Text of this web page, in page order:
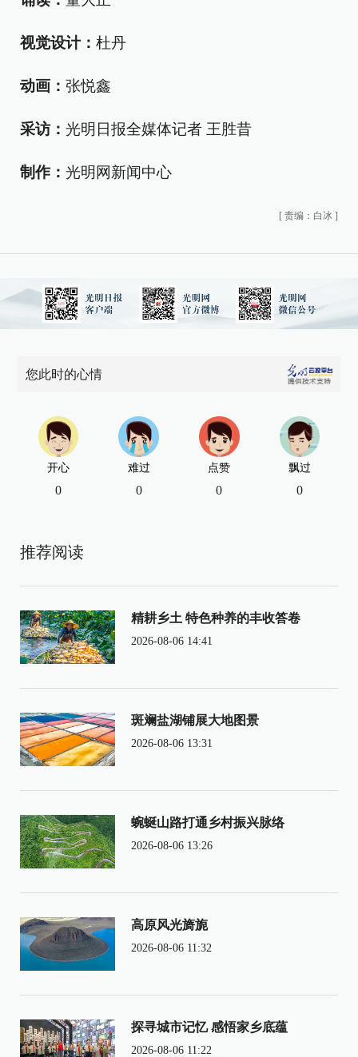
视觉设计： 杜丹
动画： 张悦鑫
采访： 光明日报全媒体记者 王胜昔
制作： 光明网新闻中心
[ 责编：白冰 ]
您此时的心情
开心
0
难过
0
点赞
0
飘过
0
推荐阅读
精耕乡土 特色种养的丰收答卷
2026-08-06 14:41
斑斓盐湖铺展大地图景
2026-08-06 13:31
蜿蜒山路打通乡村振兴脉络
2026-08-06 13:26
高原风光旖旎
2026-08-06 11:32
探寻城市记忆 感悟家乡底蕴
2026-08-06 11:22